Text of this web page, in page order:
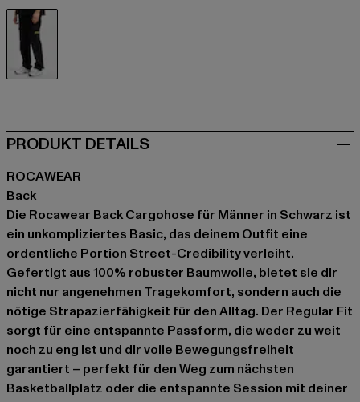
PRODUKT DETAILS
ROCAWEAR
Back
Die Rocawear Back Cargohose für Männer in Schwarz ist
ein unkompliziertes Basic, das deinem Outfit eine
ordentliche Portion Street-Credibility verleiht.
Gefertigt aus 100% robuster Baumwolle, bietet sie dir
nicht nur angenehmen Tragekomfort, sondern auch die
nötige Strapazierfähigkeit für den Alltag. Der Regular Fit
sorgt für eine entspannte Passform, die weder zu weit
noch zu eng ist und dir volle Bewegungsfreiheit
garantiert – perfekt für den Weg zum nächsten
Basketballplatz oder die entspannte Session mit deiner